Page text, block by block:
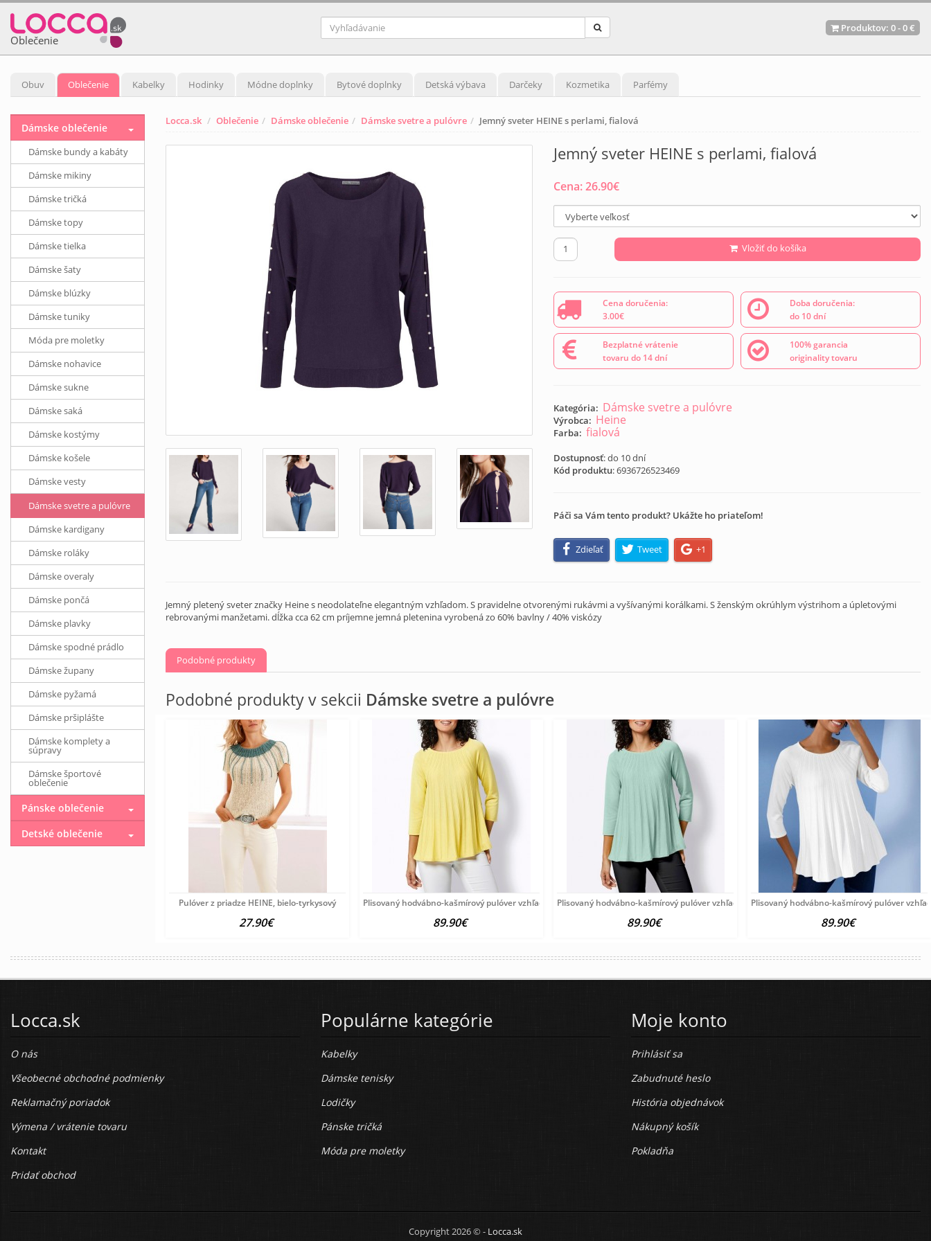
Oblečenie
Produktov: 0-0 €
Obuv Oblečenie Kabelky Hodinky Módne doplnky Bytové doplnky Detská výbava Darčeky Kozmetika Parfémy
Locca.sk Oblečenie Dámske oblečenie Dámske svetre a pulóvre Jemný sveter HEINE s perlami, fialová
Jemný sveter HEINE s perlami, fialová
Cena:26.90€
Vložiť do košíka
Cena doručenia:
3.00€
Doba doručenia:
do 10 dní
Bezplatné vrátenie
tovaru do 14 dní
100% garancia
originality tovaru
Kategória: Dámske svetre a pulóvre
Výrobca: Heine
Farba: fialová
Dostupnosť: do 10 dní
Kód produktu:6936726523469
Páči sa Vám tento produkt? Ukážte ho priateľom!
Zdieľať Tweet +1
Jemný pletený sveter značky Heine s neodolateľne elegantným vzhľadom. S pravidelne otvorenými rukávmi a vyšívanými korálkami. S ženským okrúhlym výstrihom a úpletovými
rebrovanými manžetami. dĺžka cca 62 cm príjemne jemná pletenina vyrobená zo 60% bavlny / 40% viskózy
Podobné produkty
Podobné produkty v sekcii Dámske svetre a pulóvre
Pulóver z priadze HEINE, bielo-tyrkysový
27.90€
Plisovaný hodvábno-kašmírový pulóver vzhľadom Création
89.90€
Plisovaný hodvábno-kašmírový pulóver vzhľadom Création
89.90€
Plisovaný hodvábno-kašmírový pulóver
89.90€
Dámske oblečenie
Dámske bundy a kabáty
Dámske mikiny
Dámske tričká
Dámske topy
Dámske tielka
Dámske šaty
Dámske blúzky
Dámske tuniky
Móda pre moletky
Dámske nohavice
Dámske sukne
Dámske saká
Dámske kostýmy
Dámske košele
Dámske vesty
Dámske svetre a pulóvre
Dámske kardigany
Dámske roláky
Dámske overaly
Dámske pončá
Dámske plavky
Dámske spodné prádlo
Dámske župany
Dámske pyžamá
Dámske pršiplášte
Dámske komplety a
súpravy
Dámske športové
oblečenie
Pánske oblečenie
Detské oblečenie
Locca.sk
O nás
Všeobecné obchodné podmienky
Reklamačný poriadok
Výmena / vrátenie tovaru
Kontakt
Pridať obchod
Populárne kategórie
Kabelky
Dámske tenisky
Lodičky
Pánske tričká
Móda pre moletky
Moje konto
Prihlásiť sa
Zabudnuté heslo
História objednávok
Nákupný košík
Pokladňa
Copyright 2026 © - Locca.sk